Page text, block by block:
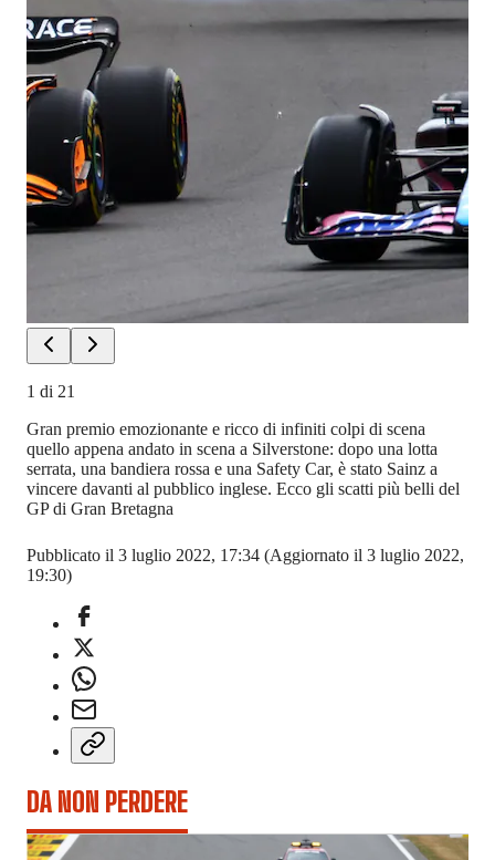
1 di 21
Gran premio emozionante e ricco di infiniti colpi di scena
quello appena andato in scena a Silverstone: dopo una lotta
serrata, una bandiera rossa e una Safety Car, è stato Sainz a
vincere davanti al pubblico inglese. Ecco gli scatti più belli del
GP di Gran Bretagna
Pubblicato il 3 luglio 2022, 17:34 (Aggiornato il 3 luglio 2022,
19:30)
DA NON PERDERE